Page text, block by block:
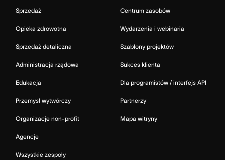
Sprzedaż
Opieka zdrowotna
Sprzedaż detaliczna
Administracja rządowa
Edukacja
Przemysł wytwórczy
Organizacje non-profit
Agencje
Wszystkie zespoły
Centrum zasobów
Wydarzenia i webinaria
Szablony projektów
Sukces klienta
Dla programistów / interfejs API
Partnerzy
Mapa witryny